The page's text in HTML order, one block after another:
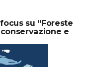
su “Foreste
e